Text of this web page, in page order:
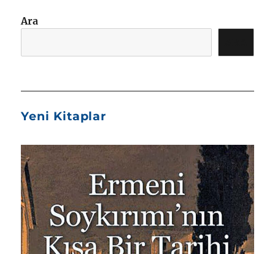
Ara
Yeni Kitaplar